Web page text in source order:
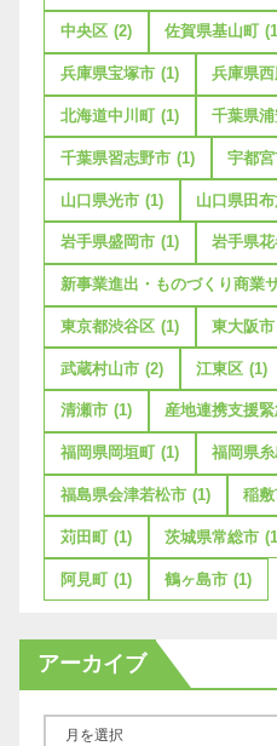
中央区 (2) 佐賀県基山町
兵庫県宝塚市 (1) 兵庫県
北海道中川町 (1) 千葉県
千葉県習志野市 (1) 宇都
山口県光市 (1) 山口県田
岩手県盛岡市 (1) 岩手県
新事業進出・ものづくり商業
東京都渋谷区 (1) 東大阪市
武蔵村山市 (2) 江東区 (1)
清瀬市 (1) 産地連携支援
福岡県岡垣町 (1) 福岡県
福島県会津若松市 (1) 稲
苅田町 (1) 茨城県常総市
阿見町 (1) 鶴ヶ島市 (1)
アーカイブ